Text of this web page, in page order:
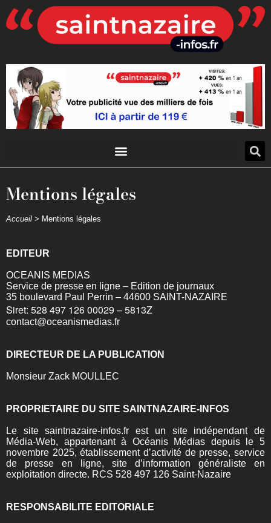
Mentions légales
Accueil > Mentions légales
EDITEUR
OCEANIS MEDIAS
Service de presse en ligne – Edition de journaux
35 boulevard Paul Perrin – 44600 SAINT-NAZAIRE
Siret: 528 497 126 00029 – 5813Z
contact@oceanismedias.fr
DIRECTEUR DE LA PUBLICATION
Monsieur Zack MOULLEC
PROPRIETAIRE DU SITE SAINTNAZAIRE-INFOS
Le site saintnazaire-infos.fr est un site indépendant de
Média-Web, appartenant à Océanis Médias depuis le 5
novembre 2025, établissement d’activité de presse, service
de presse en ligne, site d’information généraliste en
exploitation directe. RCS 528 497 126 Saint-Nazaire
RESPONSABILITE EDITORIALE